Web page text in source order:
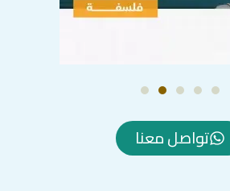
تواصل معنا